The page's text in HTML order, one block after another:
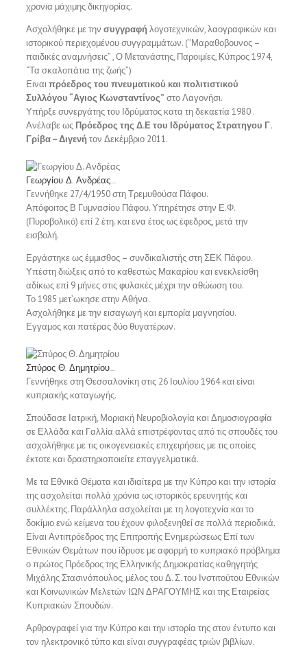
χρονια μάχιμης δικηγορίας.
Ασχολήθηκε με την συγγραφή λογοτεχνικών, λαογραφικών και
ιστορικού περιεχομένου συγγραμμάτων. (“Μαραθοβουνος –
παιδικές αναμνήσεις” , Ο Μετανάστης, Παροιμίες, Κύπρος 1974,
“Τα σκαλοπάτια της ζωής”)
Ειναιπρόεδρος του πνευματικού και πολιτιστικού
Συλλόγου “Αγιος Κωνσταντίνος” στο Λαγονήσι.
Υπήρξε συνεργάτης του Ιδρύματος κατα τη δεκαετία 1980 .
Ανέλαβε ως Πρόεδρος της Δ.Ε του Ιδρύματος Στρατηγου Γ.
Γρίβα – Διγενή τον Δεκέμβριο 2011.
Γεωργίου Δ. Ανδρέας....
Γεννήθηκε 27/4/1950 στη Τρεμυθούσα Πάφου.
Απόφοιτος Β Γυμνασίου Πάφου. Υπηρέτησε στην Ε.Φ.
(Πυροβολικό) επί 2 έτη. και ενα έτος ως έφεδρος, μετά την
εισβολή.
Εργάστηκε ως έμμισθος – συνδικαλιστής στη ΣΕΚ Πάφου.
Υπέστη διώξεις από το καθεστώς Μακαρίου και ενεκλείσθη
αδίκως επί 9 μήνες στις φυλακές μέχρι την αθώωση του.
Το 1985 μετ’ωκησε στην Αθήνα.
Ασχολήθηκε με την εισαγωγή και εμπορία μαγνησίου.
Εγγαμος και πατέρας δύο θυγατέρων.
Σπύρος Θ. Δημητρίου....
Γεννήθηκε στη Θεσσαλονίκη στις 26 Ιουλίου 1964 και είναι
κυπριακής καταγωγής.
Σπούδασε Ιατρική, Μοριακή Νευροβιολογία και Δημοσιογραφία
σε Ελλάδα και Γαλλία αλλά επιστρέφοντας από τις σπουδές του
ασχολήθηκε με τις οικογενειακές επιχειρήσεις με τις οποίες
έκτοτε και δραστηριοποιείτε επαγγελματικά.
Με τα Εθνικά Θέματα και ιδιαίτερα με την Κύπρο και την ιστορία
της ασχολείται πολλά χρόνια ως ιστορικός ερευνητής και
συλλέκτης. Παράλληλα ασχολείται με τη λογοτεχνία και το
δοκίμιο ενώ κείμενα του έχουν φιλοξενηθεί σε πολλά περιοδικά.
Είναι Αντιπρόεδρος της Επιτροπής Ενημερώσεως Επί των
Εθνικών Θεμάτων που ίδρυσε με αφορμή το κυπριακό πρόβλημα
ο πρώτος Πρόεδρος της Ελληνικής Δημοκρατίας καθηγητής
Μιχάλης Στασινόπουλος, μέλος του Δ. Σ. του Ινστιτούτου Εθνικών
και Κοινωνικών Μελετών ΙΩΝ ΔΡΑΓΟΥΜΗΣ και της Εταιρείας
Κυπριακών Σπουδών.
Αρθρογραφεί για την Κύπρο και την ιστορία της στον έντυπο και
τον ηλεκτρονικό τύπο και είναι συγγραφέας τριών βιβλίων.